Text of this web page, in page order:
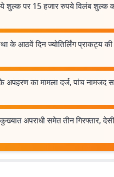
शुल्क पर 15 हजार रुपये विलंब शुल्क
के आठवें दिन ज्योतिर्लिंग प्राकट्य
अपहरण का मामला दर्ज, पांच नामजद
अपराधी समेत तीन गिरफ्तार,